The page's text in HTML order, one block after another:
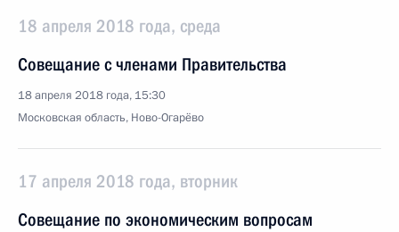
18 апреля 2018 года, среда
Совещание с членами Правительства
18 апреля 2018 года, 15:30
Московская область, Ново-Огарёво
17 апреля 2018 года, вторник
Совещание по экономическим вопросам